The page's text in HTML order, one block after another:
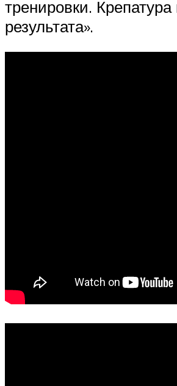
тренировки. Крепатура
результата».